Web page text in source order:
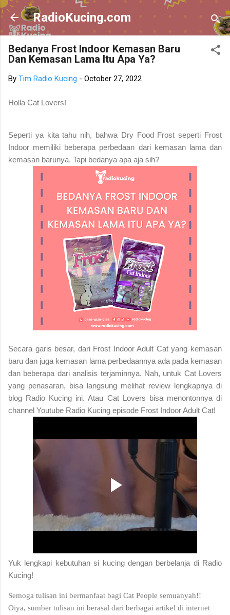
Skip to main content
RadioKucing.com
Bedanya Frost Indoor Kemasan Baru
Dan Kemasan Lama Itu Apa Ya?
By Tim Radio Kucing - October 27, 2022
Holla Cat Lovers!
Seperti ya kita tahu nih, bahwa Dry Food Frost seperti Frost
Indoor memiliki beberapa perbedaan dari kemasan lama dan
kemasan barunya. Tapi bedanya apa aja sih?
Secara garis besar, dari Frost Indoor Adult Cat yang kemasan
baru dan juga kemasan lama perbedaannya ada pada kemasan
dan beberapa dari analisis terjaminnya. Nah, untuk Cat Lovers
yang penasaran, bisa langsung melihat review lengkapnya di
blog Radio Kucing ini. Atau Cat Lovers bisa menontonnya di
channel Youtube Radio Kucing episode Frost Indoor Adult Cat!
Yuk lengkapi kebutuhan si kucing dengan berbelanja di Radio
Kucing!
Semoga tulisan ini bermanfaat bagi Cat People semuanyah!!
Oiya, sumber tulisan ini berasal dari berbagai artikel di internet